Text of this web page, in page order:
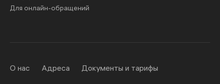
Для онлайн-обращений
О нас Адреса Документы и тарифы